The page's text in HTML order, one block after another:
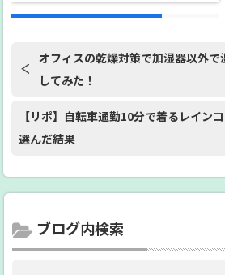
オフィスの乾燥対策で加湿器以外
してみた！
【リポ】自転車通勤10分で着るレイン
選んだ結果
ブログ内検索